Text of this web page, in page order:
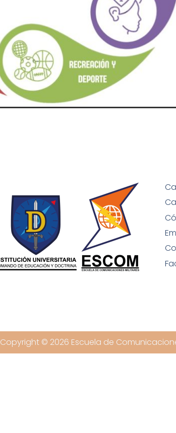
Copyright © 2026 Escuela de